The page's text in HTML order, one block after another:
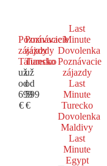
Poznávacie
zájazdy
Taliansko
už
od
699
€
Poznávacie
zájazdy
Turecko
už
od
599
€
Last
Minute
Dovolenka
Poznávacie
zájazdy
Last
Minute
Turecko
Dovolenka
Maldivy
Last
Minute
Egypt